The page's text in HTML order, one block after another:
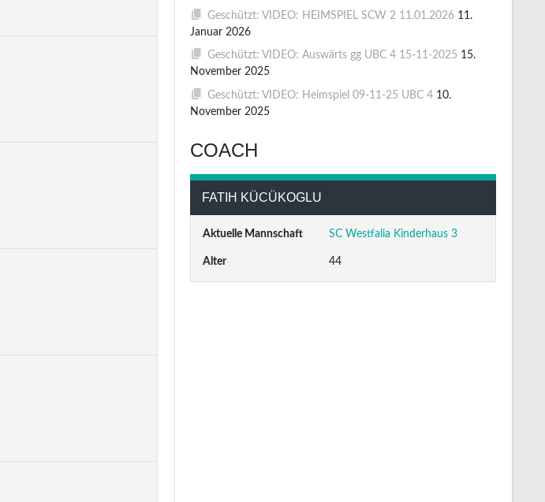
Geschützt: VIDEO: HEIMSPIEL SCW 2 11.01.2026 11.
Januar 2026
Geschützt: VIDEO: Auswärts gg UBC 4 15-11-2025 15.
November 2025
Geschützt: VIDEO: Heimspiel 09-11-25 UBC 4 10.
November 2025
COACH
FATIH KÜCÜKOGLU
Aktuelle Mannschaft SC Westfalia Kinderhaus 3
Alter 44